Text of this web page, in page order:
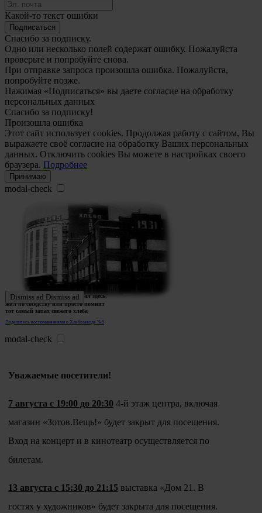
Какой-то текст ошибки
Подписаться
Спасибо за подписку.
Одно или несколько полей содержат ошибку. Пожалуйста
проверьте и попробуйте снова.
При отправке запроса произошла ошибка. Пожалуйста,
попробуйте позже.
Нажимая «Подписаться» вы даете согласие на обработку
персональных данных
Спасибо за подписку!
Произошла ошибка
Этот сайт использует cookies. Продолжая работу с сайтом, Вы
выражаете своё согласие на обработку Ваших персональных
данных. Отключить cookies Вы можете в настройках своего
браузера. Подробнее
Принимаю
modal-check
Поделитесь воспоминаниями о Хлебозаводе №5
Ждем истории тех, кто работал здесь,
жил по соседству или просто помнит
тот самый запах свежего хлеба
Dismiss ad Dismiss ad
modal-check
Уважаемые посетители!
7 августа с 19:00 до 20:30 4-й этаж центра, включая
магазин «Зотов.Вещь!» будет закрыт для посещения.
Вход на концерт и в кинотеатр осуществляется по
билетам.
13 августа с 15:30 до 21:15 выставка «Дом 21. В
гостях у художников» будет закрыта для посещения.